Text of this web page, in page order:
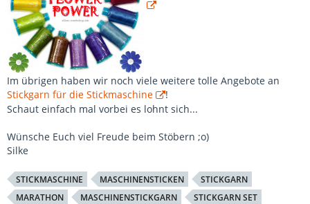
Im übrigen haben wir noch viele weitere tolle Angebote an
Stickgarn für die Stickmaschine
!
Schaut einfach mal vorbei es lohnt sich...
Wünsche Euch viel Freude beim Stöbern ;o)
Silke
STICKMASCHINE MASCHINENSTICKEN
STICKGARN
MARATHON
MASCHINENSTICKGARN
STICKGARN SET